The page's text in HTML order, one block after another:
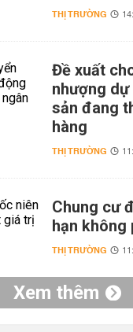
THỊ TRƯỜNG
Đề xuất
nhượng
sản đang
hàng
THỊ TRƯỜNG
Chung cư
hạn không
THỊ TRƯỜNG
Xem thêm